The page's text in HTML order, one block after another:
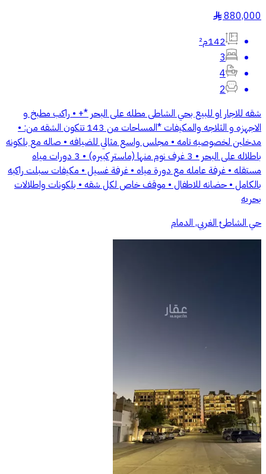
880,000
§
142م²
3
4
2
شقه للاجار او للبيع بحي الشاطى مطله على البحر *+ • راكب مطبخ و
الاجهزه و الثلاجه والمكيفات *المساحات من 143 تتكون الشقه من: •
مدخلين لخصوصيه تامه • مجلس واسع مثالي للضيافه • صاله مع بلكونه
باطلاله على البحر • 3 غرف نوم منها (ماستر كبيره) • 3 دورات مياه
مستقله • غرفة عامله مع دورة مياه • غرفة غسيل • مكيفات سبلت راكبه
بالكامل • حضانه للاطفال • موقف خاص لكل شقه • بلكونات واطلالات
بحريه
حي الشاطئ الغربي, الدمام